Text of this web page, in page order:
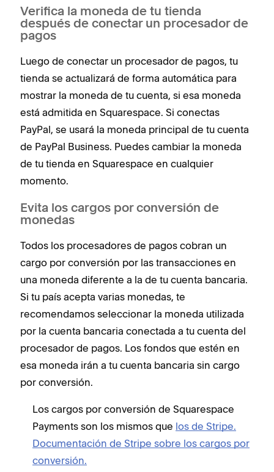
Verifica la moneda de tu tienda
después de conectar un procesador de
pagos
Luego de conectar un procesador de pagos, tu
tienda se actualizará de forma automática para
mostrar la moneda de tu cuenta, si esa moneda
está admitida en Squarespace. Si conectas
PayPal, se usará la moneda principal de tu cuenta
de PayPal Business. Puedes cambiar la moneda
de tu tienda en Squarespace en cualquier
momento.
Evita los cargos por conversión de
monedas
Todos los procesadores de pagos cobran un
cargo por conversión por las transacciones en
una moneda diferente a la de tu cuenta bancaria.
Si tu país acepta varias monedas, te
recomendamos seleccionar la moneda utilizada
por la cuenta bancaria conectada a tu cuenta del
procesador de pagos. Los fondos que estén en
esa moneda irán a tu cuenta bancaria sin cargo
por conversión.
Los cargos por conversión de Squarespace
Payments son los mismos que los de Stripe.
Documentación de Stripe sobre los cargos por
conversión.